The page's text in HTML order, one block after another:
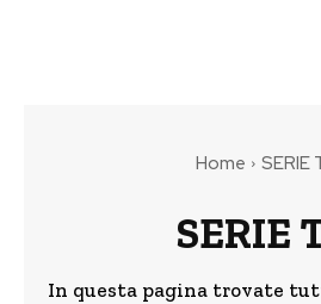
Home SERIE
SERIE
In questa pagina trovate